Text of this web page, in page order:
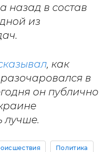
назад в состав
из
, как
в
он публично
лучше.
Политика